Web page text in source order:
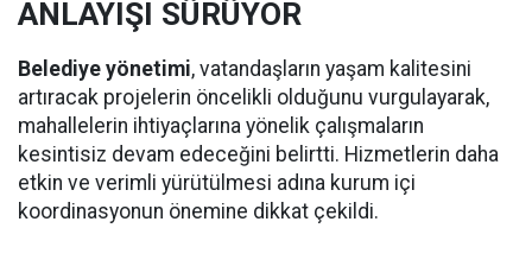
ANLAYIŞI SÜRÜYOR
Belediye yönetimi, vatandaşların yaşam kalitesini
artıracak projelerin öncelikli olduğunu vurgulayarak,
mahallelerin ihtiyaçlarına yönelik çalışmaların
kesintisiz devam edeceğini belirtti. Hizmetlerin daha
etkin ve verimli yürütülmesi adına kurum içi
koordinasyonun önemine dikkat çekildi.